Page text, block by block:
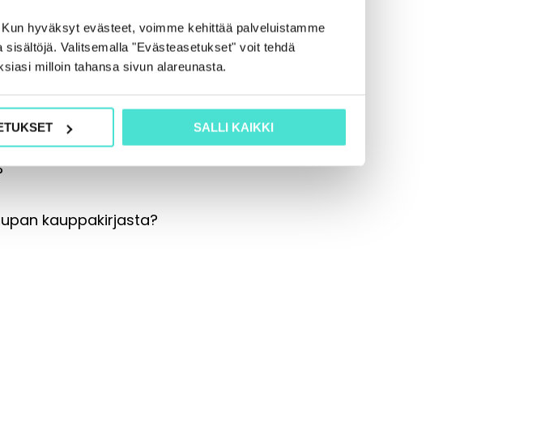
hyväksyt evästeet, voimme kehittää palveluistamme
Valitsemalla "Evästeasetukset" voit tehdä
milloin tahansa sivun alareunasta.
SALLI KAIKKI
kauppakirjasta?